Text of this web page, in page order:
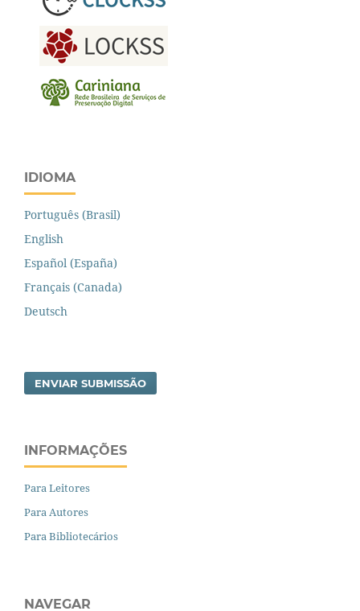
IDIOMA
Português (Brasil)
English
Español (España)
Français (Canada)
Deutsch
ENVIAR SUBMISSÃO
INFORMAÇÕES
Para Leitores
Para Autores
Para Bibliotecários
NAVEGAR